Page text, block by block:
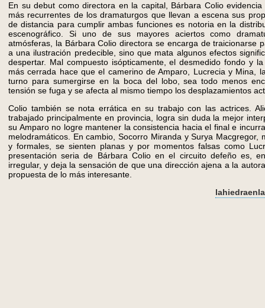
En su debut como directora en la capital, Bárbara Colio
más recurrentes de los dramaturgos que llevan a escena sus
de distancia para cumplir ambas funciones es notoria en la
escenográfico. Si uno de sus mayores aciertos como
atmósferas, la Bárbara Colio directora se encarga de traicionarse
a una ilustración predecible, sino que mata algunos efectos
despertar. Mal compuesto isópticamente, el desmedido fondo y
más cerrada hace que el camerino de Amparo, Lucrecia y Mina,
turno para sumergirse en la boca del lobo, sea todo menos
tensión se fuga y se afecta al mismo tiempo los desplazamientos
Colio también se nota errática en su trabajo con las actrices.
trabajado principalmente en provincia, logra sin duda la mejor
su Amparo no logre mantener la consistencia hacia el final e
melodramáticos. En cambio, Socorro Miranda y Surya Macgregor,
y formales, se sienten planas y por momentos falsas como
presentación seria de Bárbara Colio en el circuito defeño es,
irregular, y deja la sensación de que una dirección ajena a la
propuesta de lo más interesante.